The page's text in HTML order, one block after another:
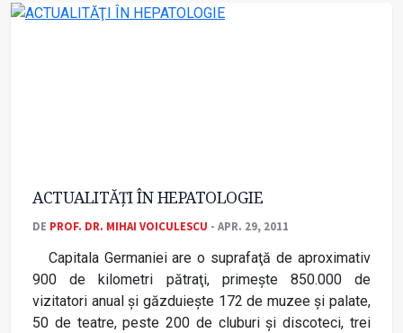
ACTUALITĂŢI ÎN HEPATOLOGIE
DE PROF. DR. MIHAI VOICULESCU - APR. 29, 2011
Capitala Germaniei are o suprafaţă de aproximativ
900 de kilometri pătraţi, primeşte 850.000 de
vizitatori anual şi găzduieşte 172 de muzee şi palate,
50 de teatre, peste 200 de cluburi şi discoteci, trei